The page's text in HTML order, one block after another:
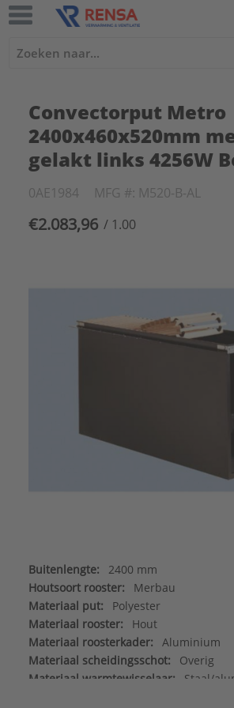
Convectorput Metro
2400x460x520mm
gelakt links 4256W
0AE1984 MFG #: M520-B-AL
€2.083,96 / 1.00
Buitenlengte:
2400 mm
Houtsoort rooster:
Merbau
Materiaal put:
Polyester
Materiaal rooster:
Hout
Materiaal roosterkader:
Aluminium
Materiaal scheidingsschot:
Overig
Materiaal warmtewisselaar:
Staal/